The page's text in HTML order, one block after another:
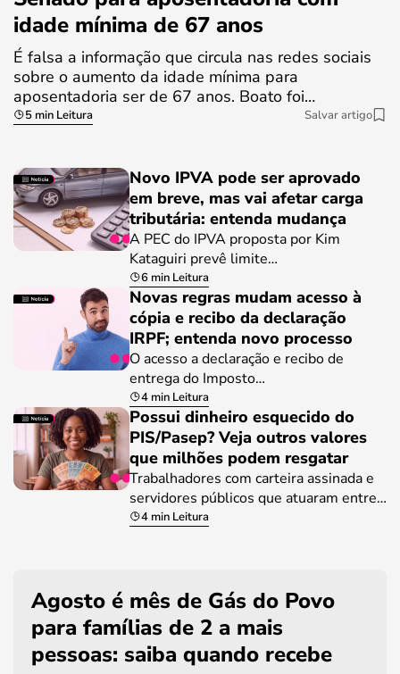
idade mínima de 67 anos
É falsa a informação que circula nas redes sociais
sobre o aumento da idade mínima para
aposentadoria ser de 67 anos. Boato foi…
5 min Leitura Salvar artigo
Novo IPVA pode ser aprovado
em breve, mas vai afetar carga
tributária: entenda mudança
A PEC do IPVA proposta por Kim
Kataguiri prevê limite…
6 min Leitura
Novas regras mudam acesso à
cópia e recibo da declaração
IRPF; entenda novo processo
O acesso a declaração e recibo de
entrega do Imposto…
4 min Leitura
Possui dinheiro esquecido do
PIS/Pasep? Veja outros valores
que milhões podem resgatar
Trabalhadores com carteira assinada e
servidores públicos que atuaram entre…
4 min Leitura
Agosto é mês de Gás do Povo
para famílias de 2 a mais
pessoas: saiba quando recebe